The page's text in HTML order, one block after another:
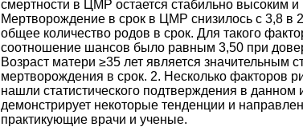
смертности в ЦМР остается стабильно высоким
Мертворождение в срок в ЦМР снизилось с 3,8 в
общее количество родов в срок. Для такого
соотношение шансов было равным 3,50 при
Возраст матери ≥35 лет является значительным
мертворождения в срок. 2. Несколько факторов
нашли статистического подтверждения в
демонстрирует некоторые тенденции и
практикующие врачи и ученые.